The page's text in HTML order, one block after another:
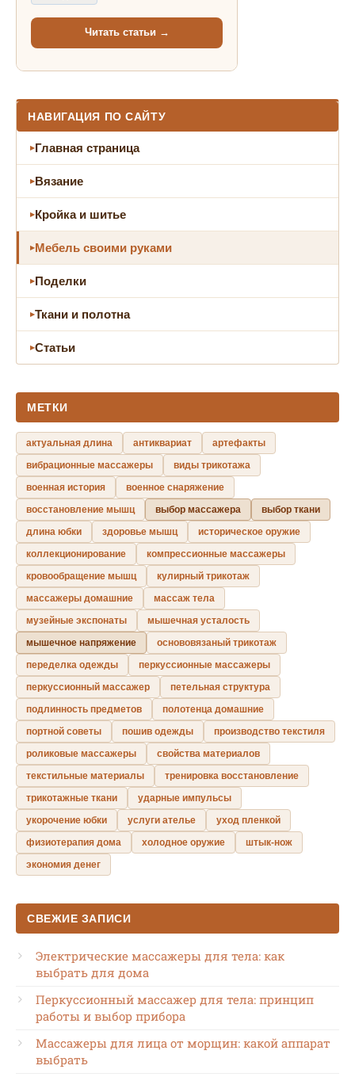
Читать статьи →
НАВИГАЦИЯ ПО САЙТУ
Главная страница
Вязание
Кройка и шитье
Мебель своими руками
Поделки
Ткани и полотна
Статьи
МЕТКИ
актуальная длина антиквариат
артефакты
вибрационные массажеры
виды трикотажа
военная история
военное снаряжение
восстановление мышц
выбор массажера
выбор ткани
длина юбки
здоровье мышц
историческое оружие
коллекционирование
компрессионные массажеры
кровообращение мышц
кулирный трикотаж
массажеры домашние
массаж тела
музейные экспонаты
мышечная усталость
мышечное напряжение
основовязаный трикотаж
переделка одежды
перкуссионные массажеры
перкуссионный массажер
петельная структура
подлинность предметов
полотенца домашние
портной советы
пошив одежды
производство текстиля
роликовые массажеры
свойства материалов
текстильные материалы
тренировка восстановление
трикотажные ткани
ударные импульсы
укорочение юбки
услуги ателье
уход пленкой
физиотерапия дома
холодное оружие
штык-нож
экономия денег
СВЕЖИЕ ЗАПИСИ
Электрические массажеры для тела: как
выбрать для дома
Перкуссионный массажер для тела: принцип
работы и выбор прибора
Массажеры для лица от морщин: какой аппарат
выбрать